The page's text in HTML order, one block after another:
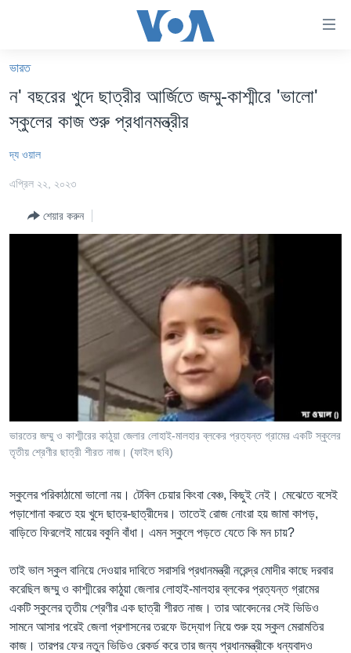
যান।
প্রধান
ন্যাভিগেশনে
যান
যান
ভারত
Learning English
FOLLOW US
অন্য ভাষায় ওয়েব সাইট
ভারত
ন' বছরের খুদে ছাত্রীর আর্জিতে জম্মু-কাশ্মীরে 'ভালো'
স্কুলের কাজ শুরু প্রধানমন্ত্রীর
দ্য ওয়াল
এপ্রিল ২২, ২০২৩
শেয়ার করুন
ভারতের জম্মু ও কাশ্মীরের কাঠুয়া জেলার লোহাই-মালহার ব্লকের প্রত্যন্ত গ্রামের একটি স্কুলের
তৃতীয় শ্রেণীর ছাত্রী শীরত নাজ। (ফাইল ছবি)
স্কুলের পরিকাঠামো ভালো নয়। টেবিল চেয়ার কিংবা বেঞ্চ, কিছুই নেই। মেঝেতে বসেই
পড়াশোনা করতে হয় খুদে ছাত্র-ছাত্রীদের। তাতেই রোজ নোংরা হয় জামা কাপড়,
বাড়িতে ফিরলেই মায়ের বকুনি বাঁধা। এমন স্কুলে পড়তে যেতে কি মন চায়?
তাই ভাল স্কুল বানিয়ে দেওয়ার দাবিতে সরাসরি প্রধানমন্ত্রী নরেন্দ্র মোদীর কাছে দরবার
করেছিল জম্মু ও কাশ্মীরের কাঠুয়া জেলার লোহাই-মালহার ব্লকের প্রত্যন্ত গ্রামের
একটি স্কুলের তৃতীয় শ্রেণীর এক ছাত্রী শীরত নাজ। তার আবেদনের সেই ভিডিও
সামনে আসার পরেই জেলা প্রশাসনের তরফে উদ্যোগ নিয়ে শুরু হয় স্কুল মেরামতির
কাজ। তারপর ফের নতুন ভিডিও রেকর্ড করে তার জন্য প্রধানমন্ত্রীকে ধন্যবাদও